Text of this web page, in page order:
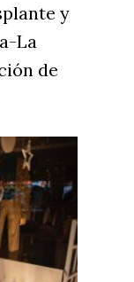
y
La
de
Ambiente
Rural